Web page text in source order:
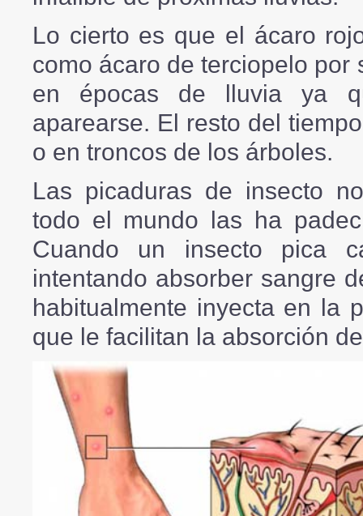
Lo cierto es que el ácaro
como ácaro de terciopelo por
en épocas de lluvia ya
aparearse. El resto del
o en troncos de los árboles.
Las picaduras de insecto
todo el mundo las ha
Cuando un insecto pica
intentando absorber sangre
habitualmente inyecta en la
que le facilitan la absorción